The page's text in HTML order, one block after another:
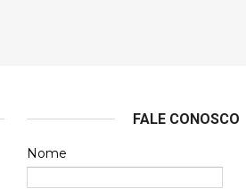
FALE CONOSCO
Nome